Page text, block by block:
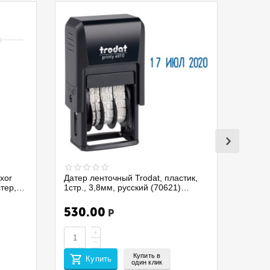
Датер ленточный Trodat, пластик,
1стр., 3,8мм, русский (70621)
530.00 Р
+
−
Купить
Купить в
один клик